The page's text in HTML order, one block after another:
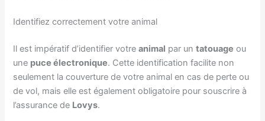
Identifiez correctement votre animal
Il est impératif d’identifier votreanimal par untatouage ou
une puce électronique. Cette identification facilite non
seulement la couverture de votre animal en cas de perte ou
de vol, mais elle est également obligatoire pour souscrire à
l’assurance de Lovys.